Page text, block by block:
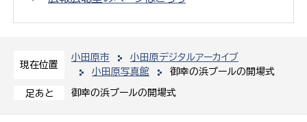
現在位置
小田原市
小田原デジタルアーカイブ
小田原写真館
御幸の浜プールの開場式
足あと 御幸の浜プールの開場式